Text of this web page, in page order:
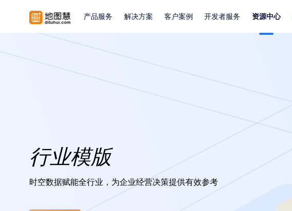
产品服务 解决方案 客户案例 开发者服务 资源中心
行业模版
时空数据赋能全行业，为企业经营决策提供有效参考